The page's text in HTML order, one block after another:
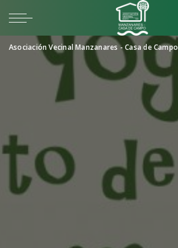
Asociación Vecinal Manzanares - Casa de Campo